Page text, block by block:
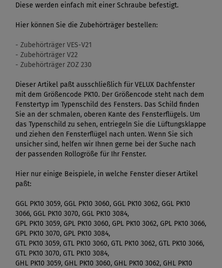
Diese werden einfach mit einer Schraube befestigt.
Hier können Sie die Zubehörträger bestellen:
- Zubehörträger VES-V21
- Zubehörträger V22
- Zubehörträger ZOZ 230
Dieser Artikel paßt ausschließlich für VELUX Dachfenster
mit dem Größencode PK10. Der Größencode steht nach dem
Fenstertyp im Typenschild des Fensters. Das Schild finden
Sie an der schmalen, oberen Kante des Fensterflügels. Um
das Typenschild zu sehen, entriegeln Sie die Lüftungsklappe
und ziehen den Fensterflügel nach unten. Wenn Sie sich
unsicher sind, helfen wir Ihnen gerne bei der Suche nach
der passenden Rollogröße für Ihr Fenster.
Hier nur einige Beispiele, in welche Fenster dieser Artikel
paßt:
GGL PK10 3059, GGL PK10 3060, GGL PK10 3062, GGL PK10
3066, GGL PK10 3070, GGL PK10 3084,
GPL PK10 3059, GPL PK10 3060, GPL PK10 3062, GPL PK10 3066,
GPL PK10 3070, GPL PK10 3084,
GTL PK10 3059, GTL PK10 3060, GTL PK10 3062, GTL PK10 3066,
GTL PK10 3070, GTL PK10 3084,
GHL PK10 3059, GHL PK10 3060, GHL PK10 3062, GHL PK10